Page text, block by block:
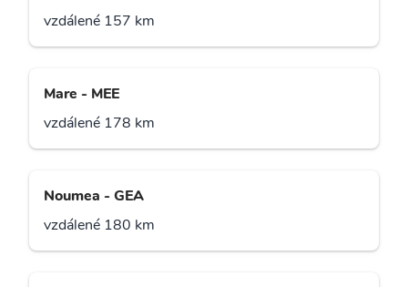
vzdálené 157 km
Mare - MEE
vzdálené 178 km
Noumea - GEA
vzdálené 180 km